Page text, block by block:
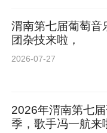
渭南第七届葡萄音
团杂技来啦，
2026-07-27
2026年渭南第七
季，歌手冯一航来